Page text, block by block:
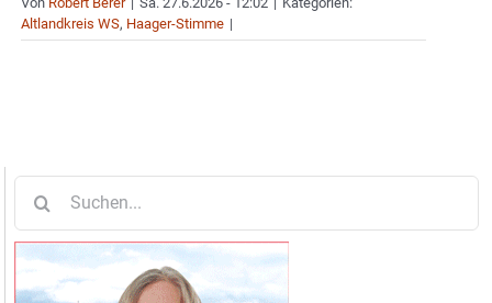
Altlandkreis WS, Haager-Stimme |
nach: